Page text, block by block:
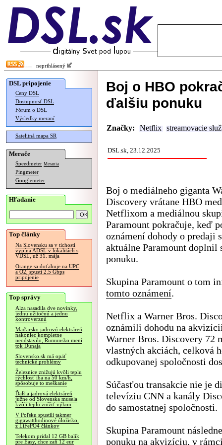
neprihlásený
DSL pripojenie
Ceny DSL
Dostupnosť DSL
Fórum o DSL
Výsledky meraní
Satelitná mapa SR
Merače
Speedmeter Merania
Pingmeter
Googlemeter
Hľadanie
Top články
Na Slovensku sa v tichosti
vypína ADSL v lokalitách s
VDSL, už 31. mája
Orange sa doťahuje na UPC
a O2, spustí 2.5 Gbps
pripojenie
Top správy
Alza nasadila dve novinky,
jednu užitočnú a jednu
kontroverznú
Maďarsko jadrovú elektráreň
nakoniec kompletne
neodstavilo, Rumunsko mení
tok Dunaja
Slovensko.sk má opäť
technické problémy
Železnice znižujú kvôli teplu
rýchlosť iba na 50 km/h,
spôsobuje to meškanie
Ďalšia jadrová elektráreň
južne od Slovenska musela
kvôli teplu znížiť výkon
V Poľsku spustili takmer
gigawatthodinové úložisko,
z LiFePO4 článkov
Telekom pridal 12 GB balík
pre Easy, chce zaň 12 eur
Boj o HBO
ďalšiu ponuku
Značky: Netflix streamovacie
DSL.sk, 23.12.2025
Boj o mediálneho giganta
Discovery vrátane HBO
Netflixom a mediálnou
Paramount pokračuje, keď
oznámení dohody o predaji
aktuálne Paramount doplnil
ponuku.
Skupina Paramount o tom
tomto oznámení.
Netflix a Warner Bros.
oznámili dohodu na
Warner Bros. Discovery 72
vlastných akciách, celková
odkupovanej spoločnosti
Súčasťou transakcie nie je
televíziu CNN a kanály
do samostatnej spoločnosti.
Skupina Paramount
ponuku na akvizíciu, v